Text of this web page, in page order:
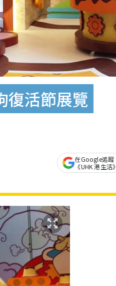
復活節展覽
在Google追蹤
《UHK 港生活》